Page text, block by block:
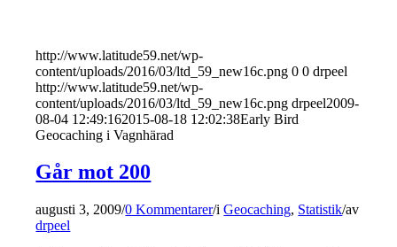
http://www.latitude59.net/wp-
content/uploads/2016/03/ltd_59_new16c.png 0 0 drpeel
http://www.latitude59.net/wp-
content/uploads/2016/03/ltd_59_new16c.png drpeel2009-
08-04 12:49:162015-08-18 12:02:38Early Bird
Geocaching i Vagnhärad
Går mot 200
augusti 3, 2009/0 Kommentarer/iGeocaching, Statistik/av
drpeel